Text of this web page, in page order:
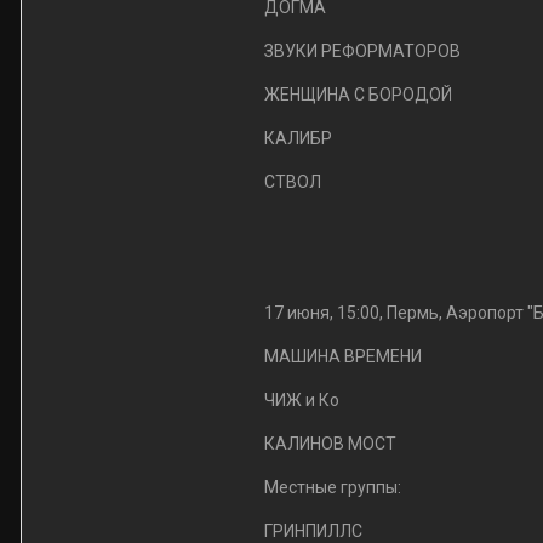
ДОГМА
ЗВУКИ РЕФОРМАТОРОВ
ЖЕНЩИНА С БОРОДОЙ
КАЛИБР
СТВОЛ
17 июня, 15:00, Пермь, Аэропорт
МАШИНА ВРЕМЕНИ
ЧИЖ и Ко
КАЛИНОВ МОСТ
Местные группы:
ГРИНПИЛЛС